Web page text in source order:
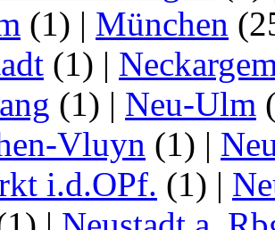
(1) | München
(1) |
(1) | Neu-Ulm
Vluyn (1) |
i.d.OPf. (1) |